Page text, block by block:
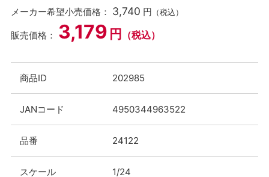
メーカー希望小売価格： 3,740 円 （税込）
販売価格： 3,179 円 （税込）
商品ID 202985
JANコード 4950344963522
品番 24122
スケール 1/24